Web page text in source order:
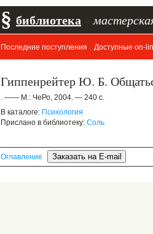
§ библиотека
Последние поступления Доступные on-
Гиппенрейтер Ю. Б.
. —— М.: ЧеРо, 2004. — 240 с.
В каталоге: Психология
Прислано в библиотеку: Соль
Оглавление